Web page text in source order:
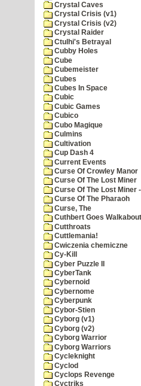
Crystal Caves
Crystal Crisis (v1)
Crystal Crisis (v2)
Crystal Raider
Ctulhi's Betrayal
Cubby Holes
Cube
Cubemeister
Cubes
Cubes In Space
Cubic
Cubic Games
Cubico
Cubo Magique
Culmins
Cultivation
Cup Dash 4
Current Events
Curse Of Crowley Manor
Curse Of The Lost Miner
Curse Of The Lost Miner
Curse Of The Pharaoh
Curse, The
Cuthbert Goes Walkabout
Cutthroats
Cuttlemania!
Cwiczenia chemiczne
Cy-Kill
Cyber Puzzle II
CyberTank
Cybernoid
Cybernome
Cyberpunk
Cybor-Stien
Cyborg (v1)
Cyborg (v2)
Cyborg Warrior
Cyborg Warriors
Cycleknight
Cyclod
Cyclops Revenge
Cyctriks